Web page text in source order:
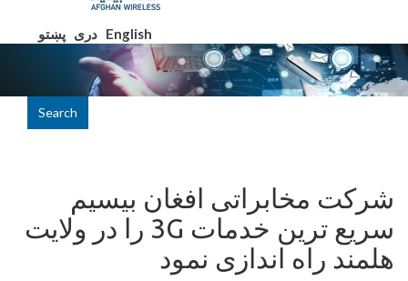
English دری پښتو
Search
شرکت مخابراتی افغان بیسیم
سریع ترین خدمات 3G را در ولایت
هلمند راه اندازی نمود